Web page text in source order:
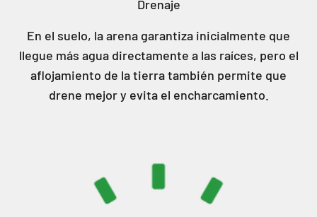
Drenaje
En el suelo, la arena garantiza inicialmente que
llegue más agua directamente a las raíces, pero el
aflojamiento de la tierra también permite que
drene mejor y evita el encharcamiento.